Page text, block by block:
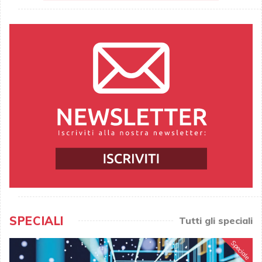
SPECIALI Tutti gli speciali
Speciale